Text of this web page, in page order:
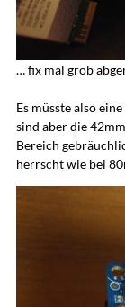
… fix mal grob
Es müsste also
sind aber die
Bereich
herrscht wie bei